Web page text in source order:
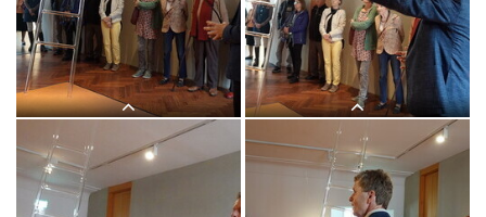
"Letzte Dinge": 3. Themenführung mit
Kurator Johannes Rauchenberger in der
Ausstellung "GOTT HAT KEIN
MUSEUM", KULTUMUSEUM Graz,
8.11.2025
"Letzte Dinge": 3. Themenführung mit
Kurator Johannes Rauchenberger in der
Ausstellung "GOTT HAT KEIN
MUSEUM", KULTUMUSEUM Graz,
8.11.2025